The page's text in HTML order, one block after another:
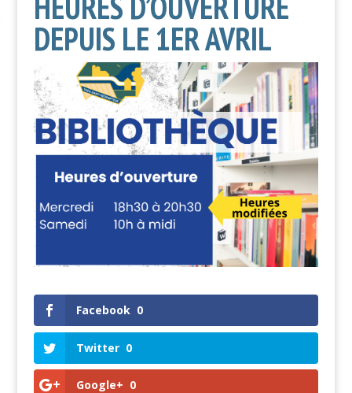
DEPUIS LE 1ER AVRIL
Facebook 0
Twitter 0
Google+ 0